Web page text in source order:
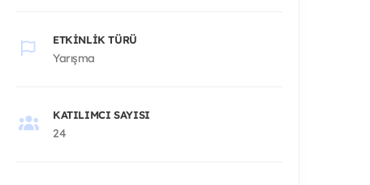
ETKINLIK TÜRÜ
Yarışma
KATILIMCI SAYISI
24